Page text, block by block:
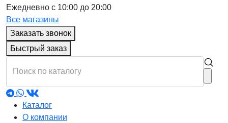
Ежедневно с 10:00 до 20:00
Все магазины
Заказать звонок
Быстрый заказ
Каталог
О компании